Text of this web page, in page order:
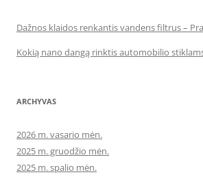
Dažnos klaidos renkantis vandens filtrus –
Kokią nano dangą rinktis automobilio
ARCHYVAS
2026 m. vasario mėn.
2025 m. gruodžio mėn.
2025 m. spalio mėn.